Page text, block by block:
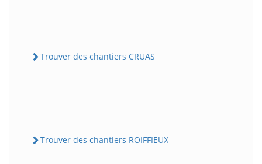
Trouver des chantiers CRUAS
Trouver des chantiers ROIFFIEUX